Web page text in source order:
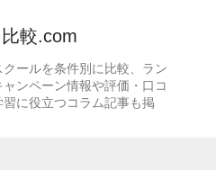
較.com
ールを条件別に比較、ラン
ンペーン情報や評価・口コ
に役立つコラム記事も掲